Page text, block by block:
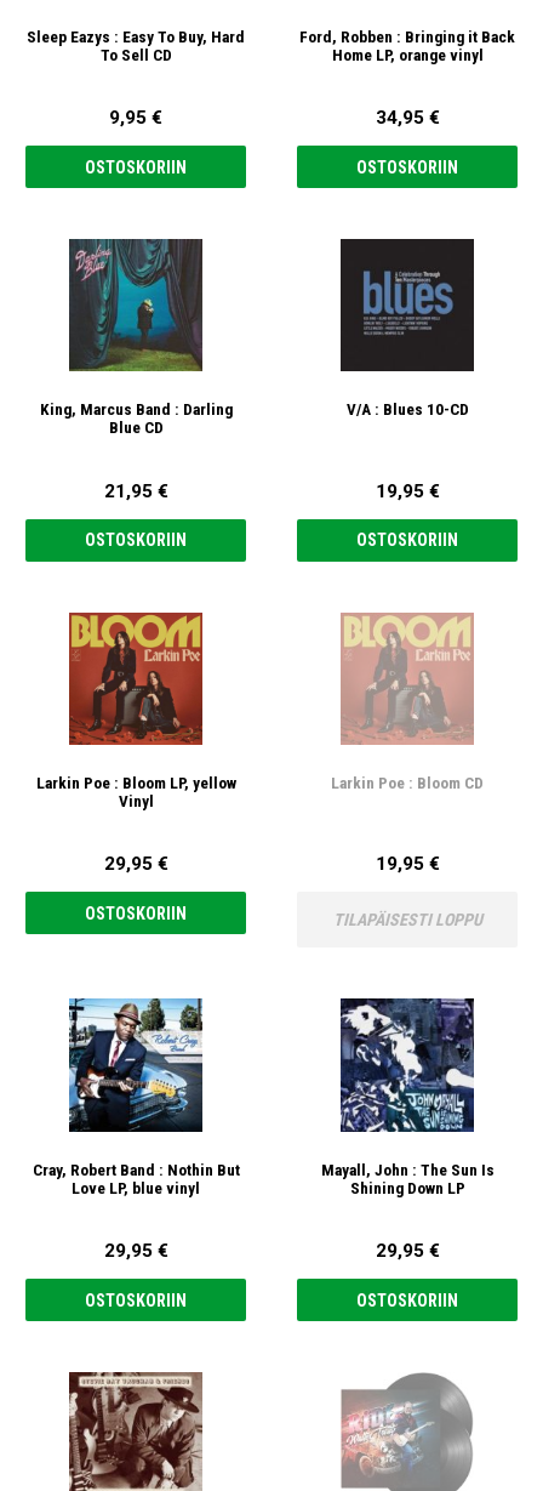
Sleep Eazys : Easy To Buy, Hard
To Sell CD
9,95 €
OSTOSKORIIN
Ford, Robben : Bringing it Back
Home LP, orange vinyl
34,95 €
OSTOSKORIIN
King, Marcus Band : Darling
Blue CD
21,95 €
OSTOSKORIIN
V/A : Blues 10-CD
19,95 €
OSTOSKORIIN
Larkin Poe : Bloom LP, yellow
Vinyl
29,95 €
OSTOSKORIIN
Larkin Poe : Bloom CD
19,95 €
TILAPÄISESTI LOPPU
Cray, Robert Band : Nothin But
Love LP, blue vinyl
29,95 €
OSTOSKORIIN
Mayall, John : The Sun Is
Shining Down LP
29,95 €
OSTOSKORIIN